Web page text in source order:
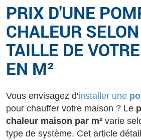
PRIX D'UNE
CHALEUR
TAILLE DE
EN M²
Vous envisagez d'installer une
pour chauffer votre maison ? Le
chaleur maison par m² varie
type de système. Cet article